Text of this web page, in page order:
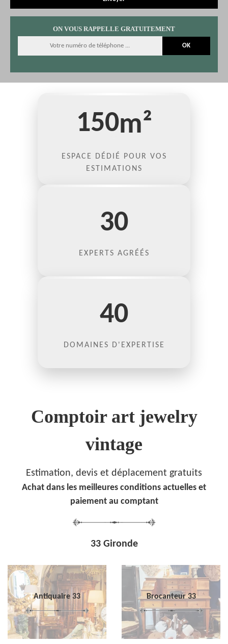
ON VOUS RAPPELLE GRATUITEMENT
150m²
ESPACE DÉDIÉ POUR VOS
ESTIMATIONS
30
EXPERTS AGRÉÉS
40
DOMAINES D'EXPERTISE
Comptoir art jewelry
vintage
Estimation, devis et déplacement gratuits
Achat dans les meilleures conditions actuelles et
paiement au comptant
33 Gironde
Antiquaire 33 Brocanteur 33